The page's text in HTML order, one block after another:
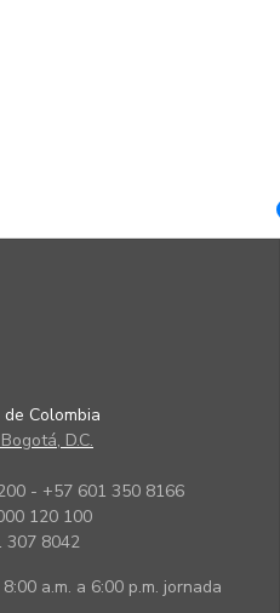
Colombia
D.C.
- +57 601 350 8166
120 100
307 8042
a.m. a 6:00 p.m. jornada